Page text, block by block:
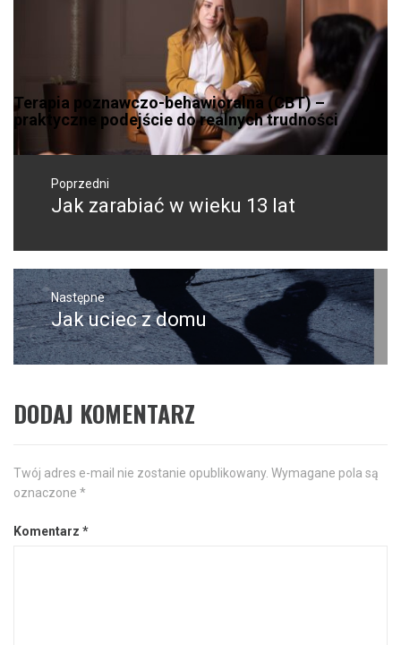
Terapia poznawczo-behawioralna (CBT) –
praktyczne podejście do realnych trudności
Nawigacja
wpisuPoprzedni
Poprzedni
Jak zarabiać w wieku 13 lat
Następne
Następny
post:
Jak uciec z domu
DODAJ KOMENTARZ
Twój adres e-mail nie zostanie opublikowany. Wymagane pola są
oznaczone *
Komentarz *